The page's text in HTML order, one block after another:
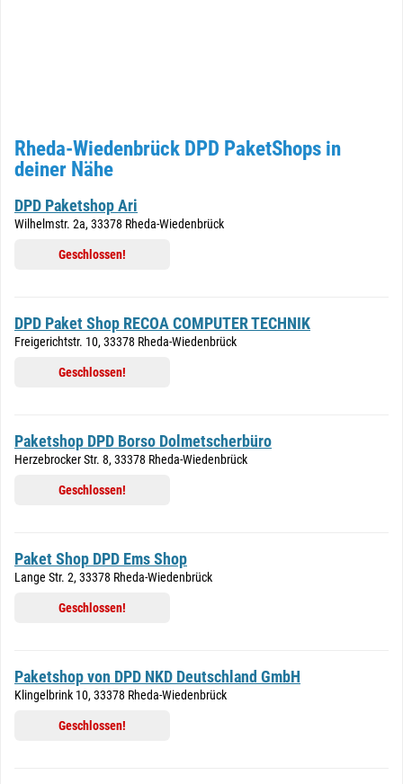
Rheda-Wiedenbrück DPD PaketShops in
deiner Nähe
DPD Paketshop Ari
Wilhelmstr. 2a, 33378 Rheda-Wiedenbrück
Geschlossen!
DPD Paket Shop RECOA COMPUTER TECHNIK
Freigerichtstr. 10, 33378 Rheda-Wiedenbrück
Geschlossen!
Paketshop DPD Borso Dolmetscherbüro
Herzebrocker Str. 8, 33378 Rheda-Wiedenbrück
Geschlossen!
Paket Shop DPD Ems Shop
Lange Str. 2, 33378 Rheda-Wiedenbrück
Geschlossen!
Paketshop von DPD NKD Deutschland GmbH
Klingelbrink 10, 33378 Rheda-Wiedenbrück
Geschlossen!